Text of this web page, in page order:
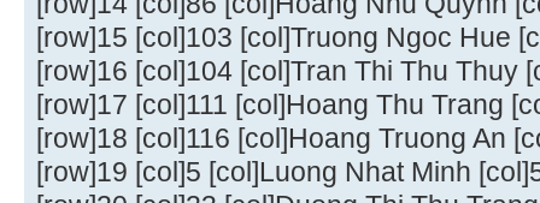
[row]15 [col]103 [col]Truong Ngoc Hue
[row]16 [col]104 [col]Tran Thi Thu Thuy
[row]17 [col]111 [col]Hoang Thu Trang
[row]18 [col]116 [col]Hoang Truong An
[row]19 [col]5 [col]Luong Nhat Minh